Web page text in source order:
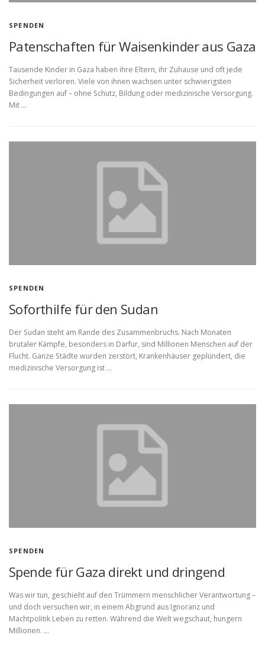
SPENDEN
Patenschaften für Waisenkinder aus Gaza
Tausende Kinder in Gaza haben ihre Eltern, ihr Zuhause und oft jede
Sicherheit verloren. Viele von ihnen wachsen unter schwierigsten
Bedingungen auf – ohne Schutz, Bildung oder medizinische Versorgung.
Mit …
SPENDEN
Soforthilfe für den Sudan
Der Sudan steht am Rande des Zusammenbruchs. Nach Monaten
brutaler Kämpfe, besonders in Darfur, sind Millionen Menschen auf der
Flucht. Ganze Städte wurden zerstört, Krankenhäuser geplündert, die
medizinische Versorgung ist …
SPENDEN
Spende für Gaza direkt und dringend
Was wir tun, geschieht auf den Trümmern menschlicher Verantwortung –
und doch versuchen wir, in einem Abgrund aus Ignoranz und
Machtpolitik Leben zu retten. Während die Welt wegschaut, hungern
Millionen. …